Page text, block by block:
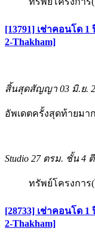
[13791] เช่าคอนโด
2-Thakham]
สิ้นสุดสัญญา 03 มิ.ย.
อัพเดตครั้งสุดท้ายมา
Studio 27 ตรม. ชั้น 4
ทรัพย์โครงการ
[28733] เช่าคอนโด
2-Thakham]